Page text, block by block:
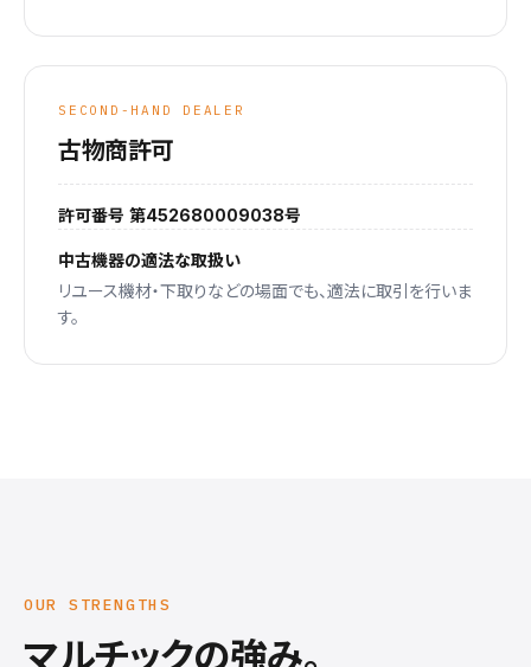
SECOND-HAND DEALER
古物商許可
許可番号 第452680009038号
中古機器の適法な取扱い
リユース機材・下取りなどの場面でも、適法に取引を行いま
す。
OUR STRENGTHS
マルチックの強み。